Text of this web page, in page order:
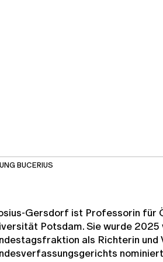
BUCERIUS
Gersdorf ist Professorin für
Potsdam. Sie wurde 2025
als Richterin und